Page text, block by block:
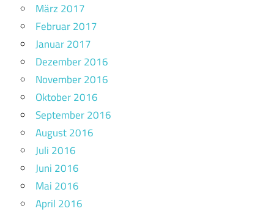
März 2017
Februar 2017
Januar 2017
Dezember 2016
November 2016
Oktober 2016
September 2016
August 2016
Juli 2016
Juni 2016
Mai 2016
April 2016